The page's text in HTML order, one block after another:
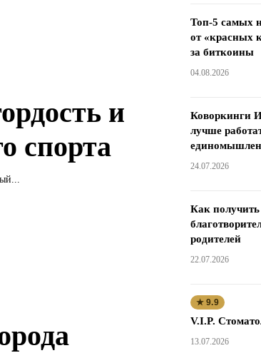
и
спорта
Топ-5 самых
от «красных
за биткоины
04.08.2026
Коворкинги
лучше
24.07.2026
Как получить
родителей
22.07.2026
★ 9.9
V.I.P.
13.07.2026